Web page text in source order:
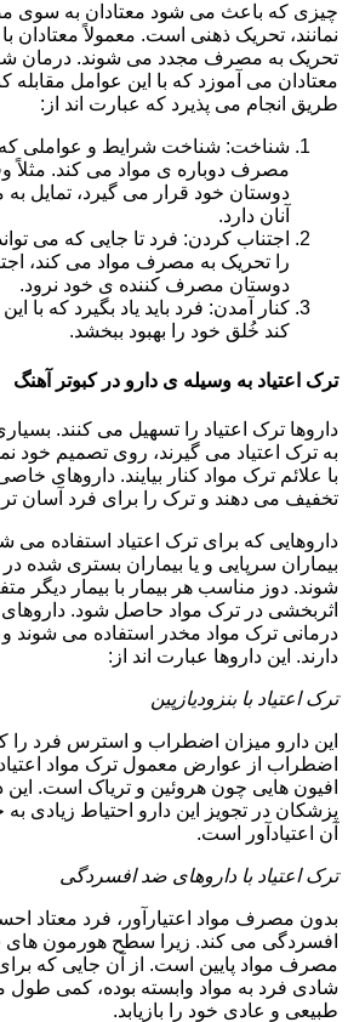
چیزی که باعث می شود معتادان به سوی
نمانند، تحریک ذهنی است. معمولاً معتادان
تحریک به مصرف مجدد می شوند. درمان
معتادان می آموزد که با این عوامل مقابله
طریق انجام می پذیرد که عبارت اند از:
شناخت: شناخت شرایط و عواملی که
مصرف دوباره ی مواد می کند. مثلاً
دوستان خود قرار می گیرد، تمایل
آنان دارد.
اجتناب کردن: فرد تا جایی که می
را تحریک به مصرف مواد می کند،
دوستان مصرف کننده ی خود نرود.
کنار آمدن: فرد باید یاد بگیرد که با
کند خُلق خود را بهبود ببخشد.
ترک اعتیاد به وسیله ی دارو در کبوتر آهنگ
داروها ترک اعتیاد را تسهیل می کنند.
به ترک اعتیاد می گیرند، روی تصمیم خود
با علائم ترک مواد کنار بیایند. داروهای
تخفیف می دهند و ترک را برای فرد آسان
داروهایی که برای ترک اعتیاد استفاده
بیماران سرپایی و یا بیماران بستری شده در
شوند. دوز مناسب هر بیمار با بیمار دیگر
اثربخشی در ترک مواد حاصل شود.
درمانی ترک مواد مخدر استفاده می شوند
دارند. این داروها عبارت اند از:
ترک اعتیاد با بنزودیازپین
این دارو میزان اضطراب و استرس فرد
اضطراب از عوارض معمول ترک مواد
افیون هایی چون هروئین و تریاک است. این
پزشکان در تجویز این دارو احتیاط زیادی
آن اعتیادآور است.
ترک اعتیاد با داروهای ضد افسردگی
بدون مصرف مواد اعتیارآور، فرد معتاد
افسردگی می کند. زیرا سطح هورمون های
مصرف مواد پایین است. از آن جایی که
شادی فرد به مواد وابسته بوده، کمی
طبیعی و عادی خود را بازیابد.